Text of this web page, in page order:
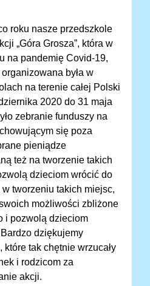
roku nasze przedszkole
„Góra Grosza”, która w
na pandemię Covid-19,
organizowana była w
na terenie całej Polski
2020 do 31 maja
zebranie funduszy na
się poza
pieniądze
też na tworzenie takich
dzieciom wrócić do
tworzeniu takich miejsc,
możliwości zbliżone
i pozwolą dzieciom
dziękujemy
tak chętnie wrzucały
i rodzicom za
akcji.